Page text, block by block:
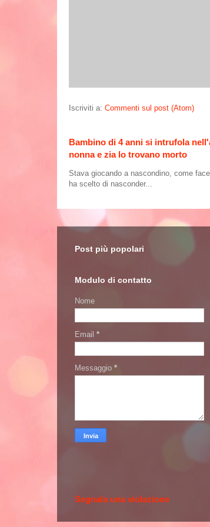
Iscriviti a: Commenti sul post (Atom)
Bambino di 4 anni si intrufola
nonna e zia lo trovano morto
Stava giocando a nascondino, come
ha scelto di nasconder...
Post più popolari
Modulo di contatto
Nome
Email *
Messaggio *
Segnala una violazione